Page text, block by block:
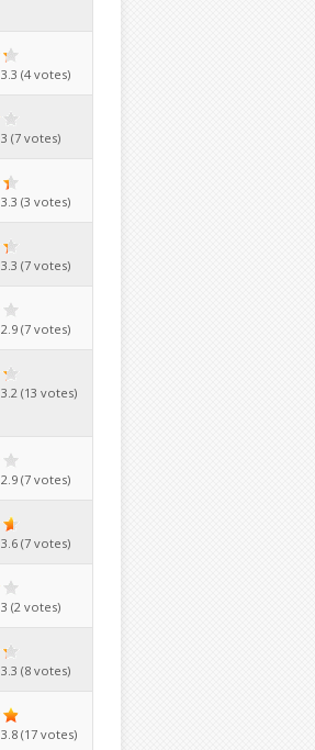
3.3 (4 votes)
3 (7 votes)
3.3 (3 votes)
3.3 (7 votes)
2.9 (7 votes)
3.2 (13 votes)
2.9 (7 votes)
3.6 (7 votes)
3 (2 votes)
3.3 (8 votes)
3.8 (17 votes)